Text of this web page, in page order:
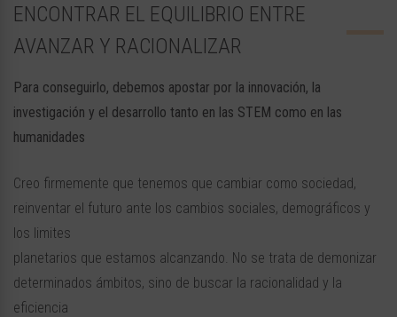
ENCONTRAR EL EQUILIBRIO ENTRE
AVANZAR Y RACIONALIZAR
Para conseguirlo, debemos apostar por la innovación, la
investigación y el desarrollo tanto en las STEM como en las
humanidades
Creo firmemente que tenemos que cambiar como sociedad,
reinventar el futuro ante los cambios sociales, demográficos y
los limites
planetarios que estamos alcanzando. No se trata de demonizar
determinados ámbitos, sino de buscar la racionalidad y la
eficiencia